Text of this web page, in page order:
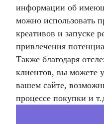
информации об
можно использовать
креативов и запуске
привлечения
Также благодаря
клиентов, вы можете
вашем сайте,
процессе покупки и